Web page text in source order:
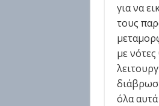
για να
τους
με
όλα